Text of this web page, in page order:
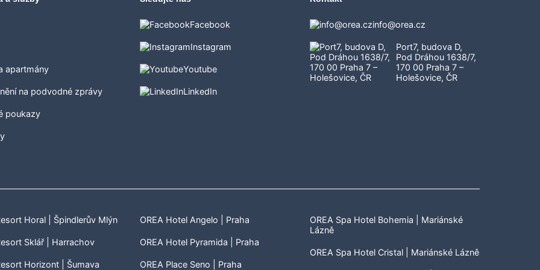
apartmány
na podvodné zprávy
poukazy
Facebook
Instagram
Youtube
LinkedIn
info@orea.cz
Port7, budova D,
Pod Dráhou 1638/7,
170 00 Praha 7 –
Holešovice, ČR
Horal | Špindlerův Mlýn
Sklář | Harrachov
Horizont | Šumava
OREA Hotel Angelo | Praha
OREA Hotel Pyramida | Praha
OREA Place Seno | Praha
OREA Spa Hotel Bohemia | Mariánské
Lázně
OREA Spa Hotel Cristal | Mariánské Lázně